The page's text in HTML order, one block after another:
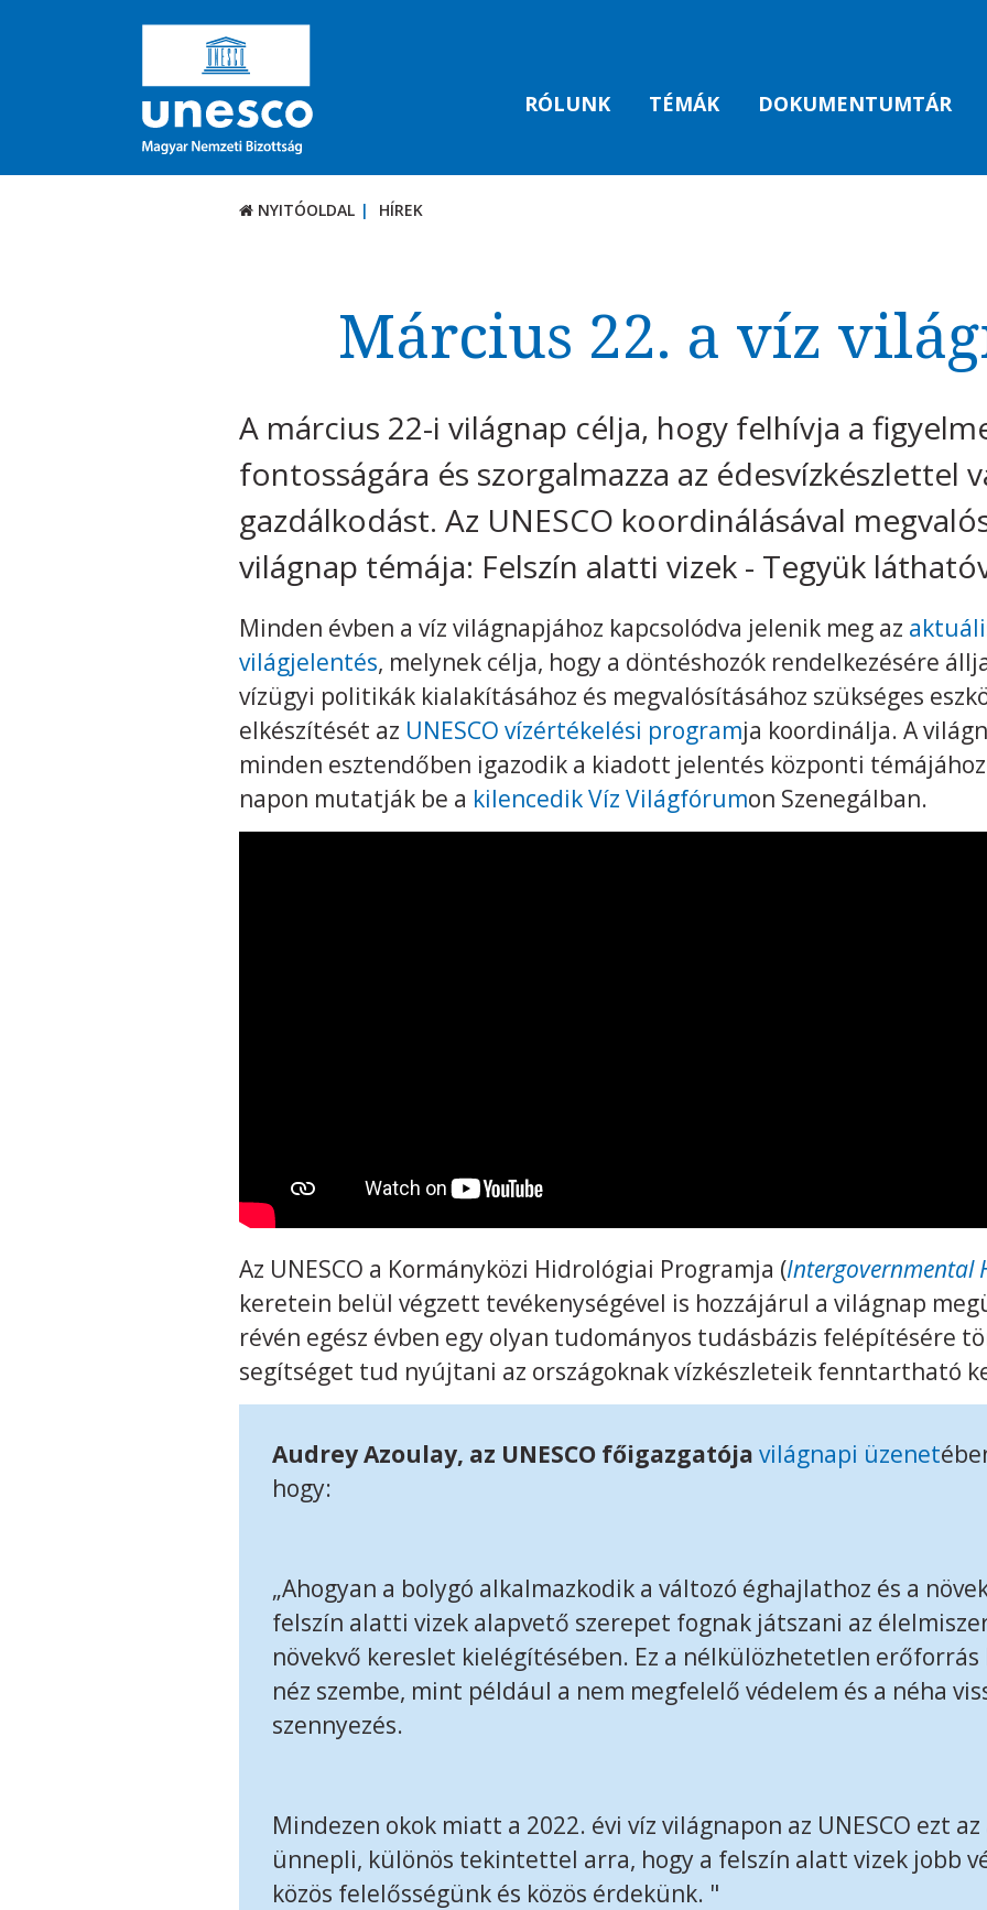
RÓLUNK TÉMÁK DOKUMENTUMTÁR
NYITÓOLDAL HÍREK
Március 22. a víz
A március 22-i világnap célja, hogy felhívja a
fontosságára és szorgalmazza az édesvízkészlettel
gazdálkodást. Az UNESCO koordinálásával
világnap témája: Felszín alatti vizek - Tegyük
Minden évben a víz világnapjához kapcsolódva jelenik meg az
világjelentés, melynek célja, hogy a döntéshozók rendelkezésére
vízügyi politikák kialakításához és megvalósításához szükséges
elkészítését az UNESCO vízértékelési programja koordinálja. A
minden esztendőben igazodik a kiadott jelentés központi
napon mutatják be a kilencedik Víz Világfórumon Szenegálban.
Az UNESCO a Kormányközi Hidrológiai Programja (Intergovernmental
keretein belül végzett tevékenységével is hozzájárul a világnap
révén egész évben egy olyan tudományos tudásbázis felépítésére
segítséget tud nyújtani az országoknak vízkészleteik fenntartható
Audrey Azoulay, az UNESCO főigazgatója világnapi üzenet
hogy:
„Ahogyan a bolygó alkalmazkodik a változó éghajlathoz és a
felszín alatti vizek alapvető szerepet fognak játszani az
növekvő kereslet kielégítésében. Ez a nélkülözhetetlen erőforrás
néz szembe, mint például a nem megfelelő védelem és a néha
szennyezés.
Mindezen okok miatt a 2022. évi víz világnapon az UNESCO ezt
ünnepli, különös tekintettel arra, hogy a felszín alatt vizek jobb
közös felelősségünk és közös érdekünk. "